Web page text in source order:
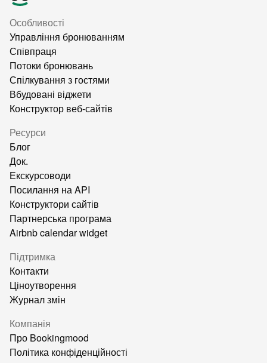
Особливості
Управління бронюванням
Співпраця
Потоки бронювань
Спілкування з гостями
Вбудовані віджети
Конструктор веб-сайтів
Ресурси
Блог
Док.
Екскурсоводи
Посилання на API
Конструктори сайтів
Партнерська програма
Airbnb calendar widget
Підтримка
Контакти
Ціноутворення
Журнал змін
Компанія
Про Bookingmood
Політика конфіденційності